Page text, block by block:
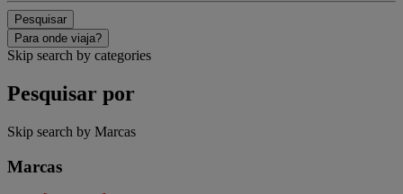
Pesquisar
Para onde viaja?
Skip search by categories
Pesquisar por
Skip search by Marcas
Marcas